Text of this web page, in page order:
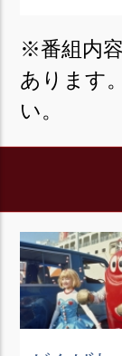
※番組内
あります
い。